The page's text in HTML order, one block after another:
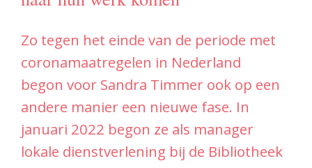
begon voor Sandra Timmer ook op een
januari 2022 begon ze als manager
lokale dienstverlening bij de Bibliotheek
Noordwest Veluwe en twee maanden
later startte haar politieke loopbaan als
gemeenteraadslid voor Harderwijk
Anders. Hoe die twee taken te
combineren zijn, zowel qua tijd als qua